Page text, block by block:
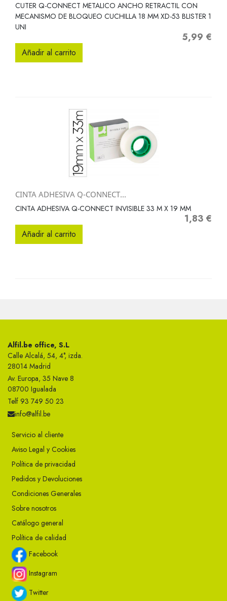
CUTER Q-CONNECT METALICO ANCHO RETRACTIL CON
MECANISMO DE BLOQUEO CUCHILLA 18 MM XD-53 BLISTER 1
UNI
Precio
5,99 €
Añadir al carrito
CINTA ADHESIVA Q-CONNECT...
CINTA ADHESIVA Q-CONNECT INVISIBLE 33 M X 19 MM
Precio
1,83 €
Añadir al carrito
Alfil.be office, S.L
Calle Alcalá, 54, 4°, izda.
28014 Madrid
Av. Europa, 35 Nave 8
08700 Igualada
Telf 93 749 50 23
info@alfil.be
Servicio al cliente
Aviso Legal y Cookies
Política de privacidad
Pedidos y Devoluciones
Condiciones Generales
Sobre nosotros
Catálogo general
Política de calidad
Facebook
Instagram
Twitter